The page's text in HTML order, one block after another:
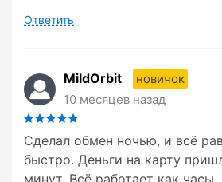
Ответить
MildOrbit
новичок
10 месяцев назад
Сделал обмен ночью, и всё
быстро. Деньги на карту